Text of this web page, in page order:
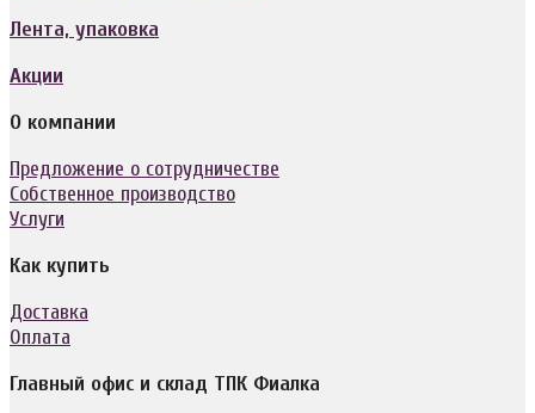
Лента, упаковка
Акции
О компании
Предложение о сотрудничестве
Собственное производство
Услуги
Как купить
Доставка
Оплата
Главный офис и склад ТПК Фиалка